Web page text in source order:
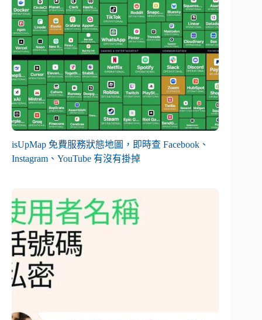
isUpMap 免費服務狀態地圖，即時查 Facebook、
Instagram、YouTube 有沒有掛掉